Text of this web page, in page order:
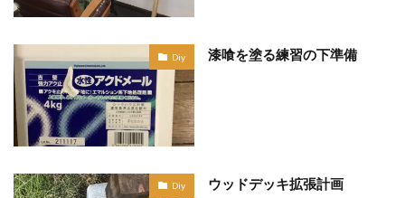
Diy 漆喰を塗る練習の下準備
Diy ウッドデッキ拡張計画